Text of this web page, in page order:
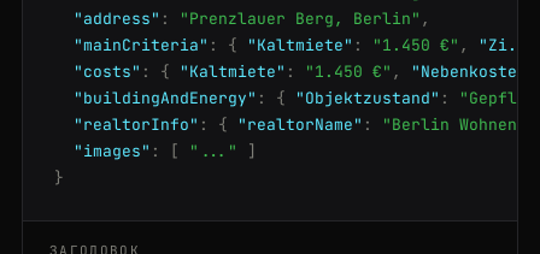
"address" : "Prenzlauer Berg, Berlin" ,
"mainCriteria" : { "Kaltmiete" : "1.450 €" , "Zi."
"costs" : { "Kaltmiete" : "1.450 €" , "Nebenkosten"
"buildingAndEnergy" : { "Objektzustand" :
"realtorInfo" : { "realtorName" :
"Berlin Wohnen
"images" : [ "..."
]
}